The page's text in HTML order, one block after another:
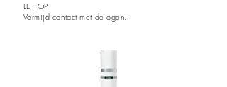
LET OP
Vermijd contact met de ogen.